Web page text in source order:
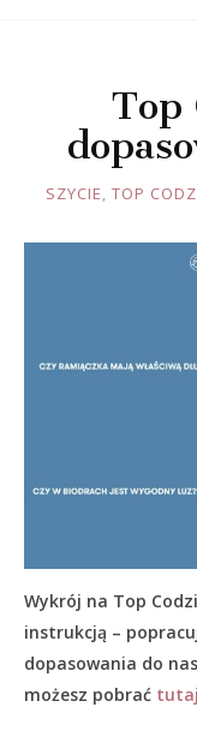
Top
JOULE
SZYCIE, TOP
Wykrój na Top
instrukcją –
dopasowania do
możesz pobrać tutaj